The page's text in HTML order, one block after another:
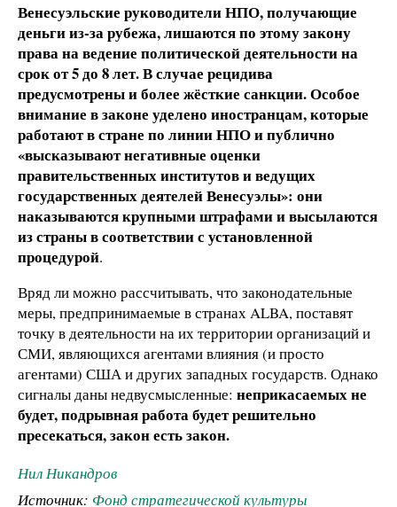
Венесуэльские руководители НПО, получающие
деньги из-за рубежа, лишаются по этому закону
права на ведение политической деятельности на
срок от 5 до 8 лет. В случае рецидива
предусмотрены и более жёсткие санкции. Особое
внимание в законе уделено иностранцам, которые
работают в стране по линии НПО и публично
«высказывают негативные оценки
правительственных институтов и ведущих
государственных деятелей Венесуэлы»: они
наказываются крупными штрафами и высылаются
из страны в соответствии с установленной
процедурой.
Вряд ли можно рассчитывать, что законодательные
меры, предпринимаемые в странах ALBA, поставят
точку в деятельности на их территории организаций и
СМИ, являющихся агентами влияния (и просто
агентами) США и других западных государств. Однако
сигналы даны недвусмысленные: неприкасаемых не
будет, подрывная работа будет решительно
пресекаться, закон есть закон.
Нил Никандров
Источник: Фонд стратегической культуры